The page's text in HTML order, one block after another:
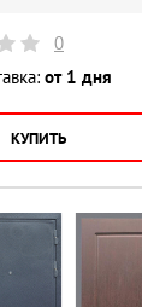
0
от 1 дня
КУПИТЬ